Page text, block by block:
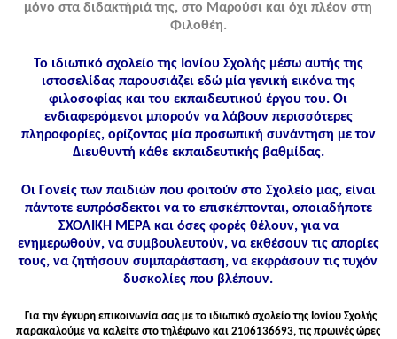
μόνο στα διδακτήριά της, στο Μαρούσι και όχι πλέον στη
Φιλοθέη.
Το ιδιωτικό σχολείο της Ιονίου Σχολής μέσω αυτής της
ιστοσελίδας παρουσιάζει εδώ μία γενική εικόνα της
φιλοσοφίας και του εκπαιδευτικού έργου του. Οι
ενδιαφερόμενοι μπορούν να λάβουν περισσότερες
πληροφορίες, ορίζοντας μία προσωπική συνάντηση με τον
Διευθυντή κάθε εκπαιδευτικής βαθμίδας.
Οι Γονείς των παιδιών που φοιτούν στο Σχολείο μας, είναι
πάντοτε ευπρόσδεκτοι να το επισκέπτονται, οποιαδήποτε
ΣΧΟΛΙΚΗ ΜΕΡΑ και όσες φορές θέλουν, για να
ενημερωθούν, να συμβουλευτούν, να εκθέσουν τις απορίες
τους, να ζητήσουν συμπαράσταση, να εκφράσουν τις τυχόν
δυσκολίες που βλέπουν.
Για την έγκυρη επικοινωνία σας με το ιδιωτικό σχολείο της Ιονίου Σχολής
παρακαλούμε να καλείτε στo τηλέφωνo και 2106136693, τις πρωινές ώρες